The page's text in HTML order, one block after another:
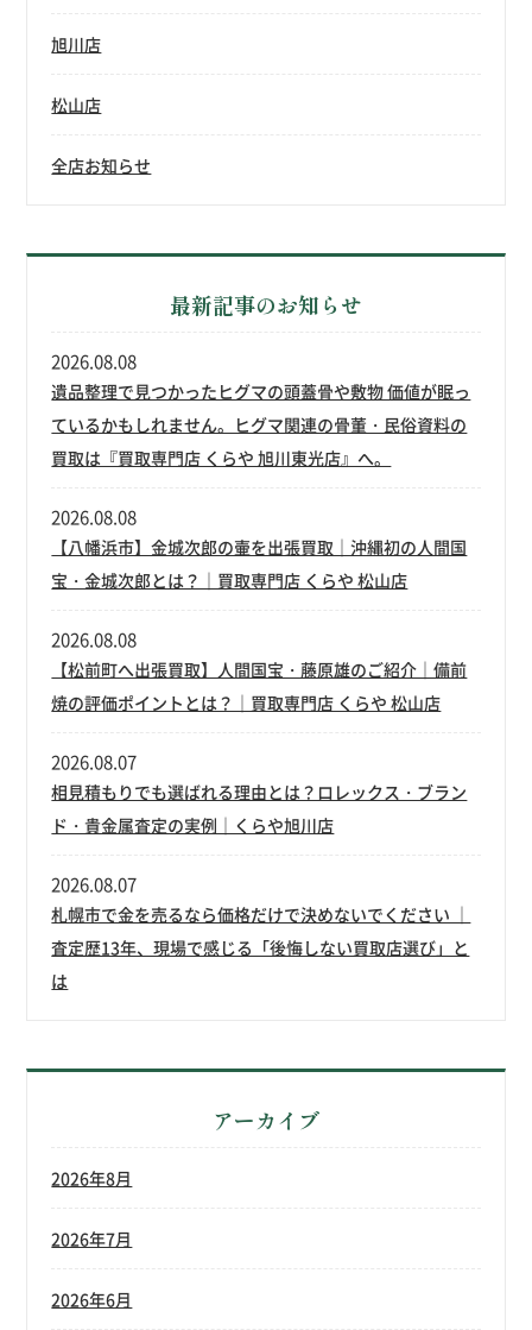
旭川店
松山店
全店お知らせ
最新記事のお知らせ
遺品整理で見つかったヒグマの頭蓋骨や敷物 価値が眠っ
ているかもしれません。ヒグマ関連の骨董・民俗資料の
買取は『買取専門店 くらや 旭川東光店』へ。
2026.08.08
【八幡浜市】金城次郎の壷を出張買取｜沖縄初の人間国
宝・金城次郎とは？｜買取専門店 くらや 松山店
2026.08.08
【松前町へ出張買取】人間国宝・藤原雄のご紹介｜備前
焼の評価ポイントとは？｜買取専門店 くらや 松山店
2026.08.08
相見積もりでも選ばれる理由とは？ロレックス・ブラン
ド・貴金属査定の実例｜くらや旭川店
2026.08.07
札幌市で金を売るなら価格だけで決めないでください ｜
査定歴13年、現場で感じる「後悔しない買取店選び」と
は
2026.08.07
アーカイブ
2026年8月
2026年7月
2026年6月